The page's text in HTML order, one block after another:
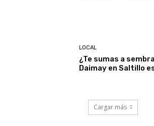
LOCAL
¿Te sumas a
Daimay en Saltillo
Cargar más